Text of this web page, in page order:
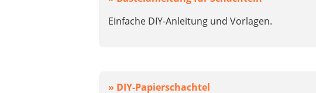
Einfache DIY-Anleitung und Vorlagen.
» DIY-Papierschachtel